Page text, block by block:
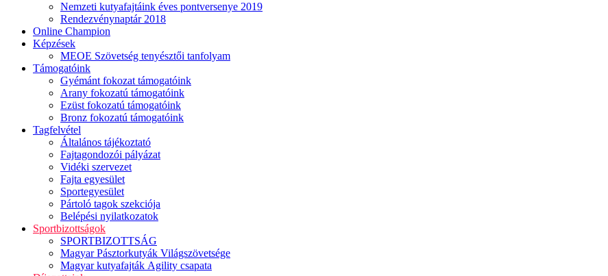
Nemzeti kutyafajtáink éves pontversenye 2019
Rendezvénynaptár 2018
Online Champion
Képzések
MEOE Szövetség tenyésztői tanfolyam
Támogatóink
Gyémánt fokozat támogatóink
Arany fokozatú támogatóink
Ezüst fokozatú támogatóink
Bronz fokozatú támogatóink
Tagfelvétel
Általános tájékoztató
Fajtagondozói pályázat
Vidéki szervezet
Fajta egyesület
Sportegyesület
Pártoló tagok szekciója
Belépési nyilatkozatok
Sportbizottságok
SPORTBIZOTTSÁG
Magyar Pásztorkutyák Világszövetsége
Magyar kutyafajták Agility csapata